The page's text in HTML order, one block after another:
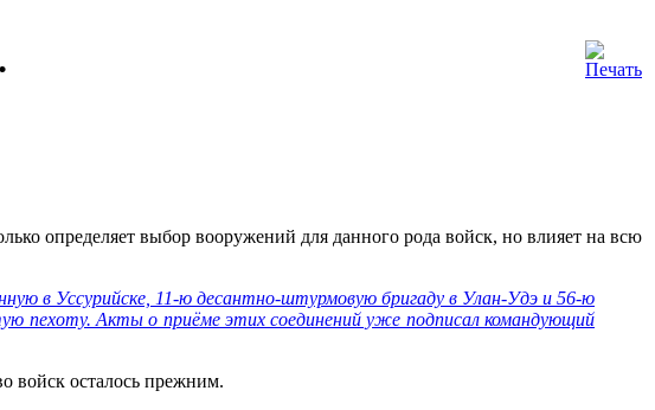
определяет выбор вооружений для данного рода войск, но влияет на всю
в Уссурийске, 11-ю десантно-штурмовую бригаду в Улан-Удэ и 56-ю
пехоту. Акты о приёме этих соединений уже подписал командующий
войск осталось прежним.